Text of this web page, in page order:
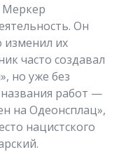
Он
изменил их
часто создавал
но уже без
работ —
на Одеонсплац»,
нацистского